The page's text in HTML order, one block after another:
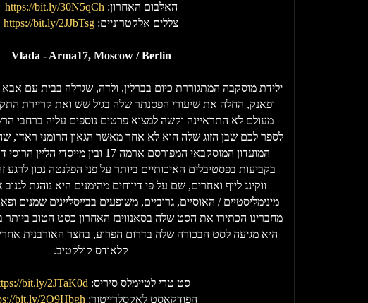
האלבום האחרון: https://bit.ly/30N5qCh
צללים אלקטרוניים: https://bit.ly/2JJbTsg
Vlada - Arma17, Moscow / Berlin
ילידת מוסקבה המתגוררת כיום בברלין, ולדה, שגדלה בבית עם
מעולם לא התראיינה וקשה למצוא פרטים נוספים עליה ברחבי
לספר לכם שבן הזוג שלה הוא לא אחר מאשר הגאון הרומני ראדו,
המועדון המוסקבאי המפורסם ארמה 17 ובין
בקביעות בפסטיבלים האיכותיים ביותר על פני הפלנטה נכון לרגע
ווקינג לייף ואחרים, שם על פי דיווחים מהימנים היא נוהגת
מינימליסטיים / האוסיים, גרוביים, משופעים בבייסליינים שמנים
מחברינו הכתירו את הסט שלה בסאנוויבז האחרון כסט הטוב
היא מגיעה לסט הבכורה שלה בדרום הפרוע, בחצר האורבנית אחרי
קלאודס קולקטיב.
סט טרי לטיימלס סיריס: bit.ly/2JTaK0d
הפודקאסט לאקסלרייטור: bit.ly/2O9Hbgh